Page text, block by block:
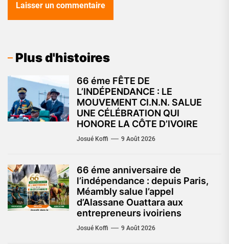
Plus d'histoires
66 éme FÊTE DE
L’INDÉPENDANCE : LE
MOUVEMENT CI.N.N. SALUE
UNE CÉLÉBRATION QUI
HONORE LA CÔTE D’IVOIRE
Josué Koffi 9 Août 2026
66 éme anniversaire de
l’indépendance : depuis Paris,
Méambly salue l’appel
d’Alassane Ouattara aux
entrepreneurs ivoiriens
Josué Koffi 9 Août 2026